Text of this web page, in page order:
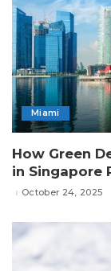
Miami
How Green
in Singapore
October 24, 2025